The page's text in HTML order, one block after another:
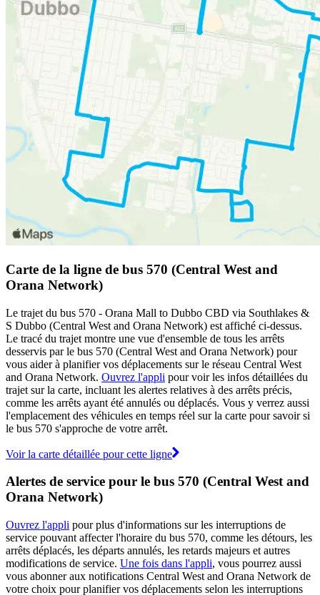
Carte de la ligne de bus 570 (Central West and
Orana Network)
Le trajet du bus 570 - Orana Mall to Dubbo CBD via Southlakes &
S Dubbo (Central West and Orana Network) est affiché ci-dessus.
Le tracé du trajet montre une vue d'ensemble de tous les arrêts
desservis par le bus 570 (Central West and Orana Network) pour
vous aider à planifier vos déplacements sur le réseau Central West
and Orana Network. Ouvrez l'appli pour voir les infos détaillées du
trajet sur la carte, incluant les alertes relatives à des arrêts précis,
comme les arrêts ayant été annulés ou déplacés. Vous y verrez aussi
l'emplacement des véhicules en temps réel sur la carte pour savoir si
le bus 570 s'approche de votre arrêt.
Voir la carte détaillée pour cette ligne
Alertes de service pour le bus 570 (Central West and
Orana Network)
Ouvrez l'appli pour plus d'informations sur les interruptions de
service pouvant affecter l'horaire du bus 570, comme les détours, les
arrêts déplacés, les départs annulés, les retards majeurs et autres
modifications de service. Une fois dans l'appli, vous pourrez aussi
vous abonner aux notifications Central West and Orana Network de
votre choix pour planifier vos déplacements selon les interruptions